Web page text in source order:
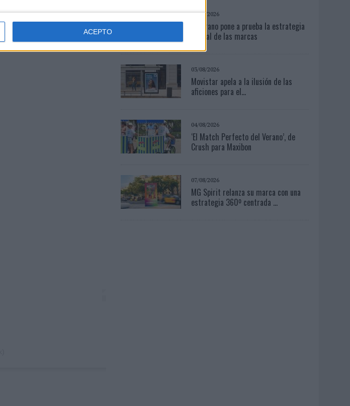
ACEPTO
07/08/2026
El verano pone a prueba la estrategia
digital de las marcas
03/08/2026
Movistar apela a la ilusión de las
aficiones para el...
04/08/2026
‘El Match Perfecto del Verano’, de
Crush para Maxibon
07/08/2026
MG Spirit relanza su marca con una
estrategia 360º centrada ...